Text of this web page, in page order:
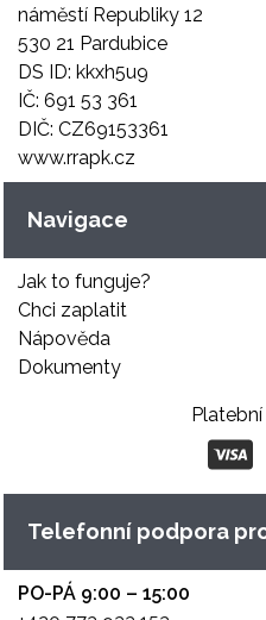
náměstí Republiky 12
530 21 Pardubice
DS ID: kkxh5u9
IČ: 691 53 361
DIČ: CZ69153361
www.rrapk.cz
Navigace
Jak to funguje?
Chci zaplatit
Nápověda
Dokumenty
Telefonní podpora
PO-PÁ 9:00 – 15:00